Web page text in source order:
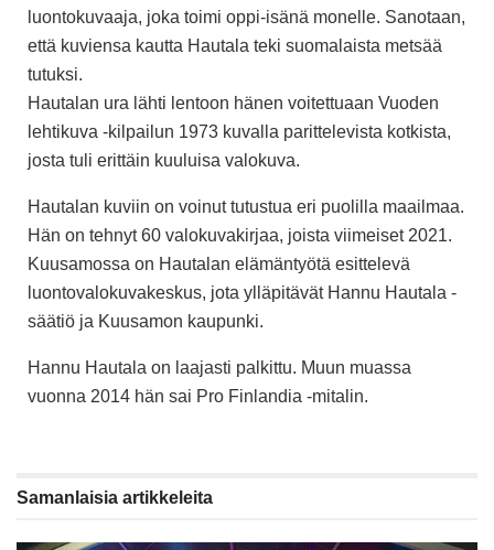
luontokuvaaja, joka toimi oppi-isänä monelle. Sanotaan,
että kuviensa kautta Hautala teki suomalaista metsää
tutuksi.
Hautalan ura lähti lentoon hänen voitettuaan Vuoden
lehtikuva -kilpailun 1973 kuvalla parittelevista kotkista,
josta tuli erittäin kuuluisa valokuva.
Hautalan kuviin on voinut tutustua eri puolilla maailmaa.
Hän on tehnyt 60 valokuvakirjaa, joista viimeiset 2021.
Kuusamossa on Hautalan elämäntyötä esittelevä
luontovalokuvakeskus, jota ylläpitävät Hannu Hautala -
säätiö ja Kuusamon kaupunki.
Hannu Hautala on laajasti palkittu. Muun muassa
vuonna 2014 hän sai Pro Finlandia -mitalin.
Samanlaisia artikkeleita